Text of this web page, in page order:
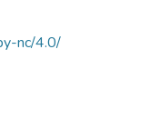
nc/4.0/